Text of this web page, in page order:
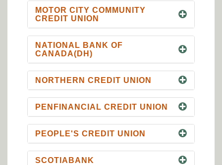
MOTOR CITY COMMUNITY
CREDIT UNION
NATIONAL BANK OF
CANADA(DH)
NORTHERN CREDIT UNION
PENFINANCIAL CREDIT UNION
PEOPLE'S CREDIT UNION
SCOTIABANK